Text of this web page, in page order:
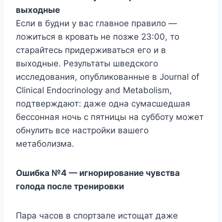
выходные
Если в будни у вас главное правило —
ложиться в кровать не позже 23:00, то
старайтесь придерживаться его и в
выходные. Результаты шведского
исследования, опубликованные в Journal of
Clinical Endocrinology and Metabolism,
подтверждают: даже одна сумасшедшая
бессонная ночь с пятницы на субботу может
обнулить все настройки вашего
метаболизма.
Ошибка №4 — игнорирование чувства
голода после тренировки
Пара часов в спортзале истощат даже